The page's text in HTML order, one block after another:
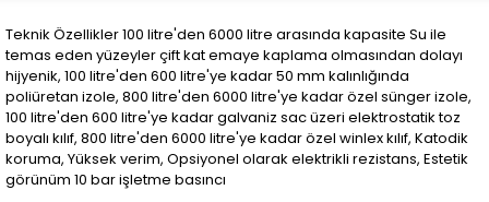
Teknik Özellikler 100 litre'den 6000 litre arasında kapasite Su ile
temas eden yüzeyler çift kat emaye kaplama olmasından dolayı
hijyenik, 100 litre'den 600 litre'ye kadar 50 mm kalınlığında
poliüretan izole, 800 litre'den 6000 litre'ye kadar özel sünger izole,
100 litre'den 600 litre'ye kadar galvaniz sac üzeri elektrostatik toz
boyalı kılıf, 800 litre'den 6000 litre'ye kadar özel winlex kılıf, Katodik
koruma, Yüksek verim, Opsiyonel olarak elektrikli rezistans, Estetik
görünüm 10 bar işletme basıncı